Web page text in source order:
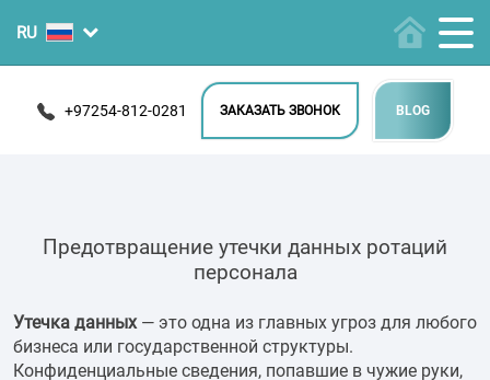
+97254-812-0281 ЗАКАЗАТЬ ЗВОНОК BLOG
Предотвращение утечки данных ротаций
персонала
Утечка данных — это одна из главных угроз для любого
бизнеса или государственной структуры.
Конфиденциальные сведения, попавшие в чужие руки,